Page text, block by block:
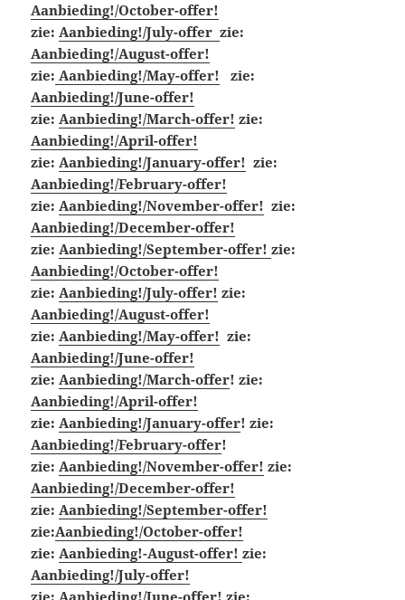
Aanbieding!/October-offer!
zie:Aanbieding!/July-offerzie:
Aanbieding!/August-offer!
zie: Aanbieding!/May-offer!
zie:
Aanbieding!/June-offer!
zie:Aanbieding!/March-offer! zie:
Aanbieding!/April-offer!
zie:Aanbieding!/January-offer! zie:
Aanbieding!/February-offer!
zie:Aanbieding!/November-offer! zie:
Aanbieding!/December-offer!
zie:Aanbieding!/September-offer!zie:
Aanbieding!/October-offer!
zie:Aanbieding!/July-offer! zie:
Aanbieding!/August-offer!
zie:Aanbieding!/May-offer! zie:
Aanbieding!/June-offer!
zie:Aanbieding!/March-offer! zie:
Aanbieding!/April-offer!
zie:Aanbieding!/January-offer! zie:
Aanbieding!/February-offer!
zie:Aanbieding!/November-offer! zie:
Aanbieding!/December-offer!
zie:Aanbieding!/September-offer!
zie:Aanbieding!/October-offer!
zie:Aanbieding!-August-offer!zie:
Aanbieding!/July-offer!